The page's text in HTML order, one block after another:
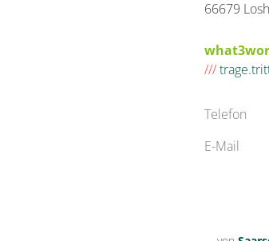
66679
///
Telefon
E-Mail